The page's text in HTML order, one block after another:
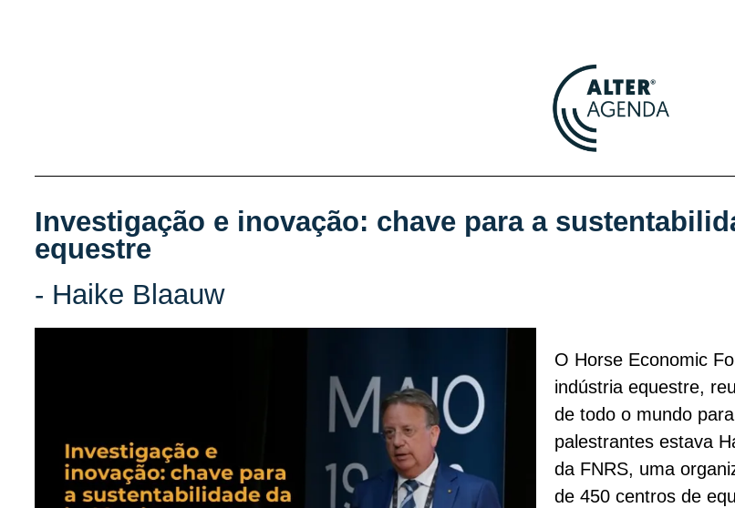
Investigação e inovação: chave para a
equestre
- Haike Blaauw
O Horse Economic
indústria equestre,
de todo o mundo
palestrantes estava
da FNRS, uma
de 450 centros de